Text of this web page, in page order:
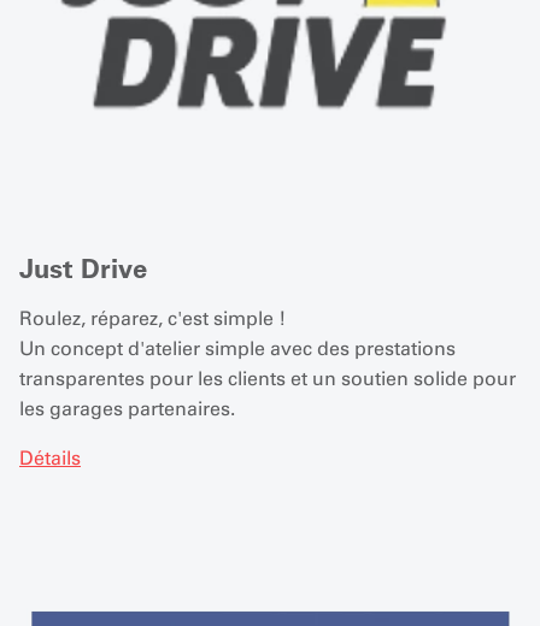
Just Drive
Roulez, réparez, c'est simple !
Un concept d'atelier simple avec des prestations
transparentes pour les clients et un soutien solide pour
les garages partenaires.
Détails